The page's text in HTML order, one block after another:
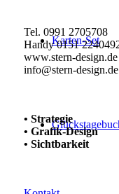
Karten-Set
Tel. 0991 2705708
Handy 0151
www.stern-design.de
info@stern-design.de
• Strategie
• Grafik-Design
• Sichtbarkeit